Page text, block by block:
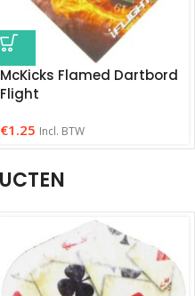
McKicks Flamed Dartbord
Flight
€1.25 Incl. BTW